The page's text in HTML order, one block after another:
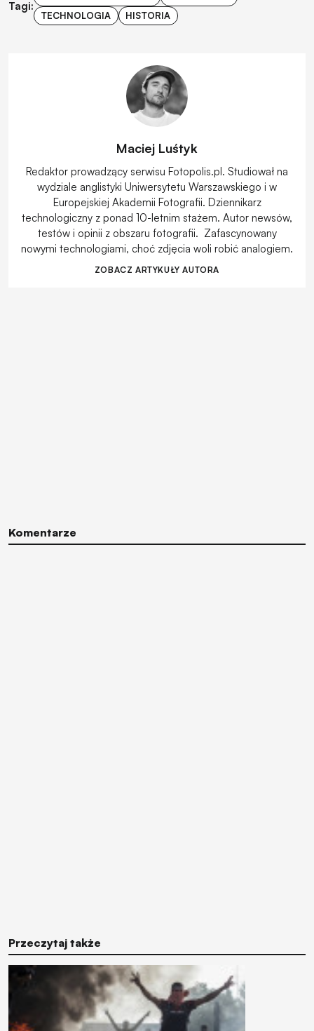
Tagi:
TECHNOLOGIA
HISTORIA
Maciej Luśtyk
Redaktor prowadzący serwisu Fotopolis.pl. Studiował na
wydziale anglistyki Uniwersytetu Warszawskiego i w
Europejskiej Akademii Fotografii. Dziennikarz
technologiczny z ponad 10-letnim stażem. Autor newsów,
testów i opinii z obszaru fotografii. Zafascynowany
nowymi technologiami, choć zdjęcia woli robić analogiem.
ZOBACZ ARTYKUŁY AUTORA
Komentarze
Przeczytaj także